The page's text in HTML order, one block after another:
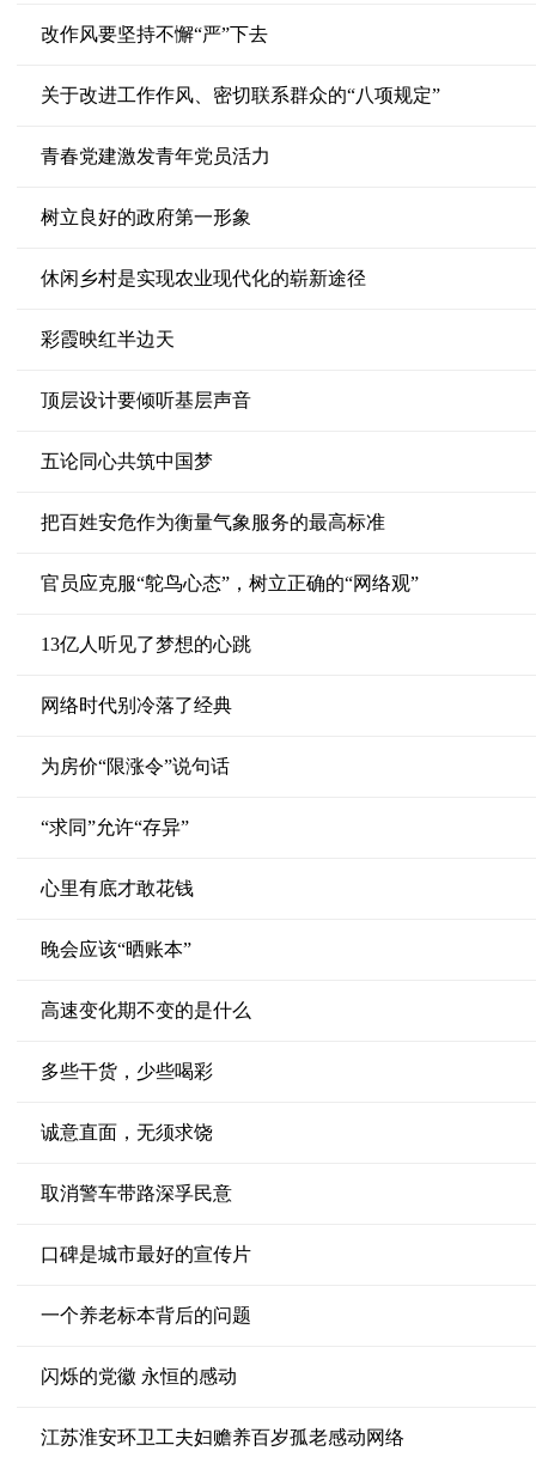
改作风要坚持不懈“严”下去
关于改进工作作风、密切联系群众的“八项规定”
青春党建激发青年党员活力
树立良好的政府第一形象
休闲乡村是实现农业现代化的崭新途径
彩霞映红半边天
顶层设计要倾听基层声音
五论同心共筑中国梦
把百姓安危作为衡量气象服务的最高标准
官员应克服“鸵鸟心态”，树立正确的“网络观”
13亿人听见了梦想的心跳
网络时代别冷落了经典
为房价“限涨令”说句话
“求同”允许“存异”
心里有底才敢花钱
晚会应该“晒账本”
高速变化期不变的是什么
多些干货，少些喝彩
诚意直面，无须求饶
取消警车带路深孚民意
口碑是城市最好的宣传片
一个养老标本背后的问题
闪烁的党徽 永恒的感动
江苏淮安环卫工夫妇赡养百岁孤老感动网络